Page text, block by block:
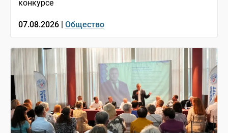
конкурсе
07.08.2026 | Общество